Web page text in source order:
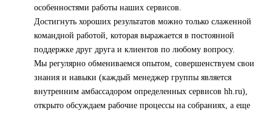
особенностями работы наших сервисов.
Достигнуть хороших результатов можно только слаженной
командной работой, которая выражается в постоянной
поддержке друг друга и клиентов по любому вопросу.
Мы регулярно обмениваемся опытом, совершенствуем свои
знания и навыки (каждый менеджер группы является
внутренним амбассадором определенных сервисов hh.ru),
открыто обсуждаем рабочие процессы на собраниях, а еще